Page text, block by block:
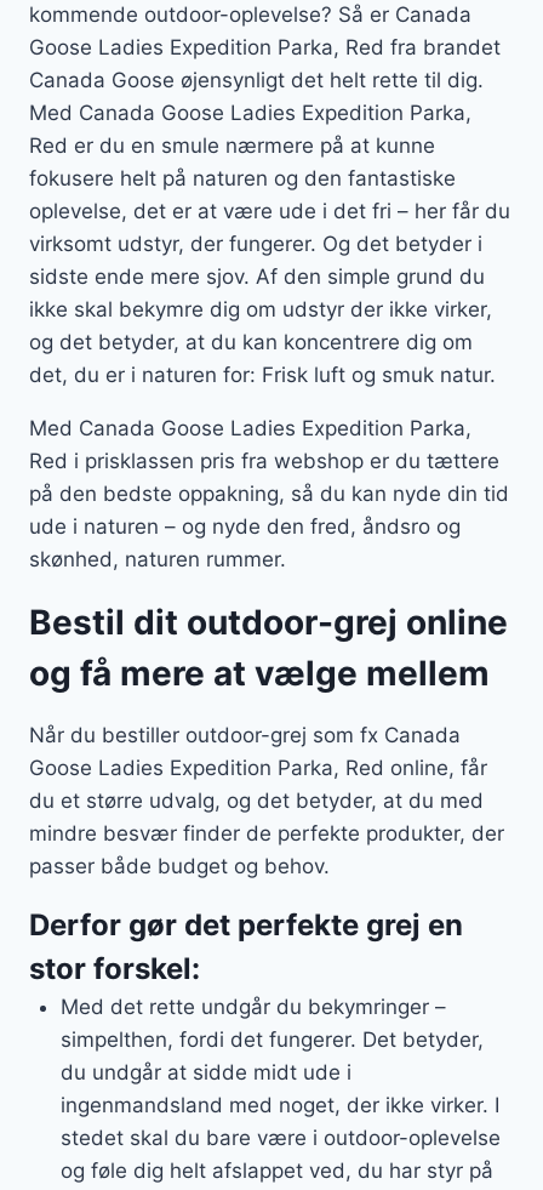
kommende outdoor-oplevelse? Så er Canada
Goose Ladies Expedition Parka, Red fra brandet
Canada Goose øjensynligt det helt rette til dig.
Med Canada Goose Ladies Expedition Parka,
Red er du en smule nærmere på at kunne
fokusere helt på naturen og den fantastiske
oplevelse, det er at være ude i det fri – her får du
virksomt udstyr, der fungerer. Og det betyder i
sidste ende mere sjov. Af den simple grund du
ikke skal bekymre dig om udstyr der ikke virker,
og det betyder, at du kan koncentrere dig om
det, du er i naturen for: Frisk luft og smuk natur.
Med Canada Goose Ladies Expedition Parka,
Red i prisklassen pris fra webshop er du tættere
på den bedste oppakning, så du kan nyde din tid
ude i naturen – og nyde den fred, åndsro og
skønhed, naturen rummer.
Bestil dit outdoor-grej online
og få mere at vælge mellem
Når du bestiller outdoor-grej som fx Canada
Goose Ladies Expedition Parka, Red online, får
du et større udvalg, og det betyder, at du med
mindre besvær finder de perfekte produkter, der
passer både budget og behov.
Derfor gør det perfekte grej en
stor forskel:
Med det rette undgår du bekymringer –
simpelthen, fordi det fungerer. Det betyder,
du undgår at sidde midt ude i
ingenmandsland med noget, der ikke virker. I
stedet skal du bare være i outdoor-oplevelse
og føle dig helt afslappet ved, du har styr på